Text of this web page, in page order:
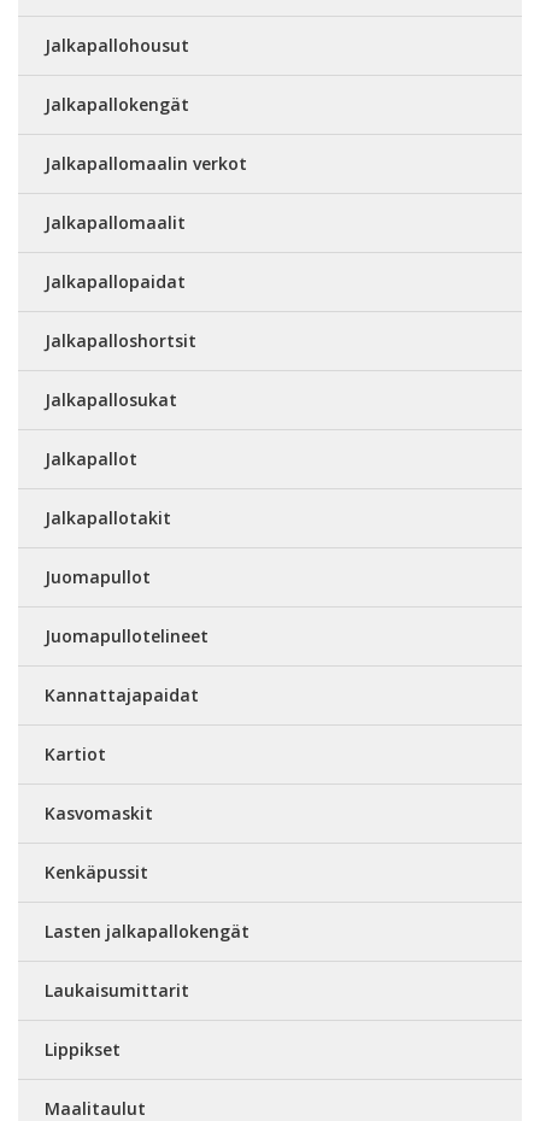
Jalkapallohousut
Jalkapallokengät
Jalkapallomaalin verkot
Jalkapallomaalit
Jalkapallopaidat
Jalkapalloshortsit
Jalkapallosukat
Jalkapallot
Jalkapallotakit
Juomapullot
Juomapullotelineet
Kannattajapaidat
Kartiot
Kasvomaskit
Kenkäpussit
Lasten jalkapallokengät
Laukaisumittarit
Lippikset
Maalitaulut